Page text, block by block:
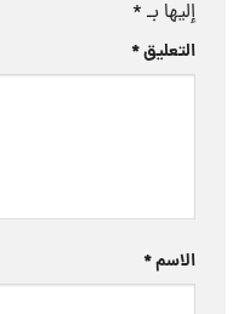
إليها بـ *
التعليق*
الاسم*